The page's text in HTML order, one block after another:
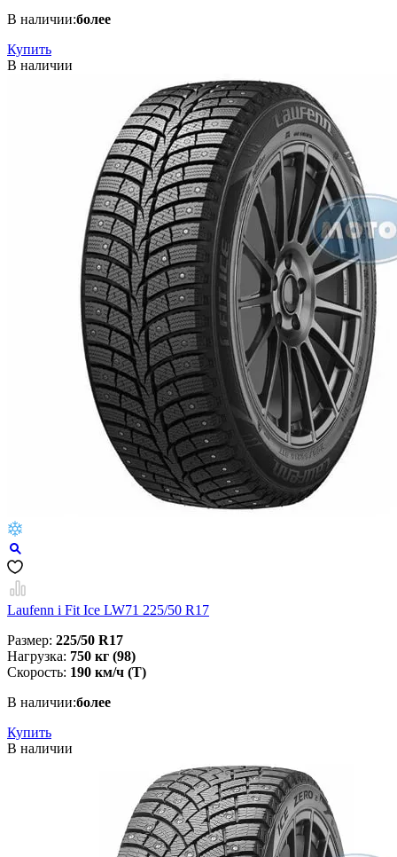
В наличии:более
Купить
В наличии
Laufenn i Fit Ice LW71 225/50 R17
Размер: 225/50 R17
Нагрузка: 750 кг (98)
Скорость: 190 км/ч (T)
В наличии:более
Купить
В наличии